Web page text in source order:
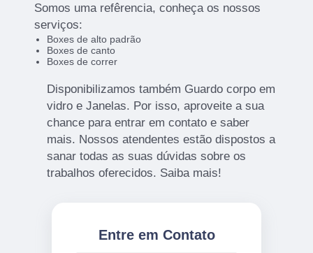
Somos uma refêrencia, conheça os nossos
serviços:
Boxes de alto padrão
Boxes de canto
Boxes de correr
Disponibilizamos também Guardo corpo em
vidro e Janelas. Por isso, aproveite a sua
chance para entrar em contato e saber
mais. Nossos atendentes estão dispostos a
sanar todas as suas dúvidas sobre os
trabalhos oferecidos. Saiba mais!
Entre em Contato